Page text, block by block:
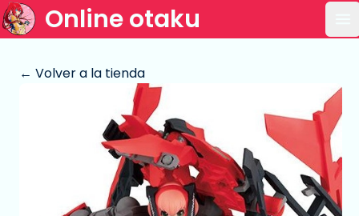
Online otaku
← Volver a la tienda